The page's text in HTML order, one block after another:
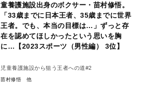
童養護施設出身のボクサー・苗村修悟。
「33歳までに日本王者、35歳までに世界
王者。でも、本当の目標は…」ずっと存
在を認めてほしかったという思いを胸
に…【2023スポーツ（男性編） 3位】
児童養護施設から狙う王者への道#2
苗村修悟